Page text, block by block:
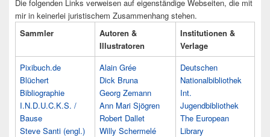
Die folgenden Links verweisen auf eigenständige Webseiten, die mit
mir in keinerlei juristischem Zusammenhang stehen.
Sammler
Autoren &
Illustratoren
Institutionen &
Verlage
Pixibuch.de
Blüchert
Bibliographie
I.N.D.U.C.K.S. /
Bause
Steve Santi (engl.)
Alain Grée
Dick Bruna
Georg Zemann
Ann Mari Sjögren
Robert Dallet
Willy Schermelé
Deutschen
Nationalbibliothek
Int.
Jugendbibliothek
The European
Library